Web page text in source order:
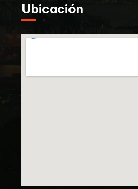
Ubicación